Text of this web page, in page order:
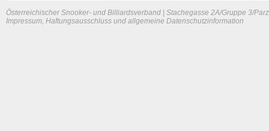
Österreichischer Snooker- und Billiardsverband | Stachegasse 2A/Gruppe 3/
Impressum, Haftungsausschluss und allgemeine Datenschutzinformation